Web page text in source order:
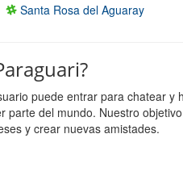
Santa Rosa del Aguaray
puede entrar para chatear y
parte del mundo. Nuestro
y crear nuevas amistades.